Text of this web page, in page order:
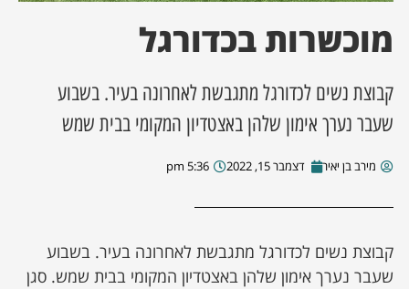
מסע מלחמה
השבוע
מוכשרות בכדורגל
קבוצת נשים לכדורגל מתגבשת לאחרונה בעיר. בשבוע
שעבר נערך אימון שלהן באצטדיון המקומי בבית שמש
מירב בן יאיר דצמבר 15, 2022 5:36 pm
קבוצת נשים לכדורגל מתגבשת לאחרונה בעיר. בשבוע
שעבר נערך אימון שלהן באצטדיון המקומי בבית שמש. סגן